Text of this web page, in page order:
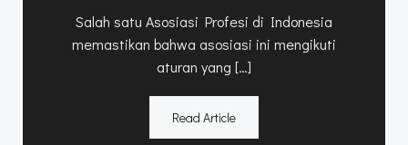
Salah satu Asosiasi Profesi di Indonesia
memastikan bahwa asosiasi ini mengikuti
aturan yang […]
Read Article